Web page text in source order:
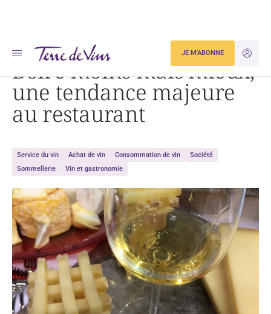
JE
JE M'ABONNE
Accueil Boire moins mais mieux, une tendance majeure au restaurant
Boire moins mais mieux,
une tendance majeure
au restaurant
Service du vin Achat de vin Consommation de vin
Société
Sommellerie
Vin et gastronomie